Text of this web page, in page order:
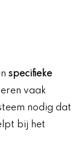
specifieke
vaak
nodig dat
bij het